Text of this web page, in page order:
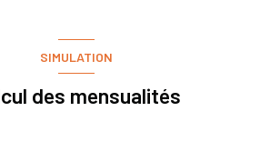
SIMULATION
des mensualités